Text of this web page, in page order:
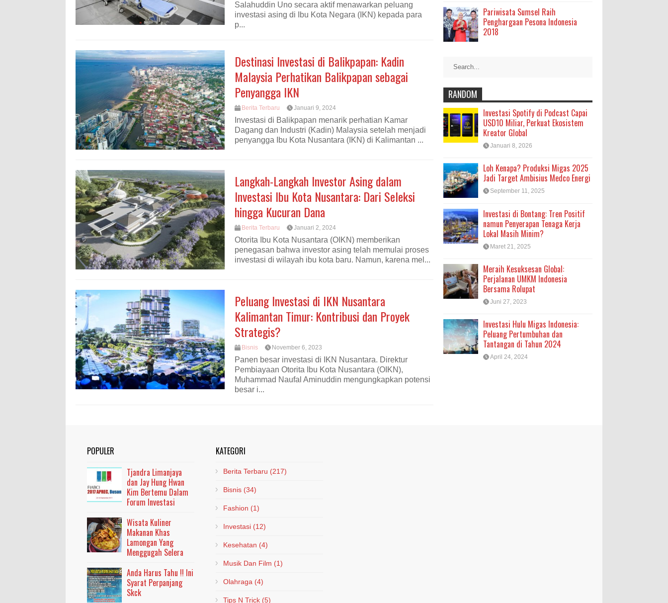
Salahuddin Uno secara aktif menawarkan peluang
investasi asing di Ibu Kota Negara (IKN) kepada para
p...
Destinasi Investasi di Balikpapan: Kadin
Malaysia Perhatikan Balikpapan sebagai
Penyangga IKN
Berita Terbaru Januari 9, 2024
Investasi di Balikpapan menarik perhatian Kamar
Dagang dan Industri (Kadin) Malaysia setelah menjadi
penyangga Ibu Kota Nusantara (IKN) di Kalimantan ...
Langkah-Langkah Investor Asing dalam
Investasi Ibu Kota Nusantara: Dari Seleksi
hingga Kucuran Dana
Berita Terbaru Januari 2, 2024
Otorita Ibu Kota Nusantara (OIKN) memberikan
penegasan bahwa investor asing telah memulai proses
investasi di wilayah ibu kota baru. Namun, karena mel...
Peluang Investasi di IKN Nusantara
Kalimantan Timur: Kontribusi dan Proyek
Strategis?
Bisnis November 6, 2023
Panen besar investasi di IKN Nusantara. Direktur
Pembiayaan Otorita Ibu Kota Nusantara (OIKN),
Muhammad Naufal Aminuddin mengungkapkan potensi
besar i...
Pariwisata Sumsel Raih
Penghargaan Pesona Indonesia
2018
RANDOM
Investasi Spotify di Podcast Capai
USD10 Miliar, Perkuat Ekosistem
Kreator Global
Januari 8, 2026
Loh Kenapa? Produksi Migas 2025
Jadi Target Ambisius Medco Energi
September 11, 2025
Investasi di Bontang: Tren Positif
namun Penyerapan Tenaga Kerja
Lokal Masih Minim?
Maret 21, 2025
Meraih Kesuksesan Global:
Perjalanan UMKM Indonesia
Bersama Rolupat
Juni 27, 2023
Investasi Hulu Migas Indonesia:
Peluang Pertumbuhan dan
Tantangan di Tahun 2024
April 24, 2024
POPULER
Tjandra Limanjaya
dan Jay Hung Hwan
Kim Bertemu Dalam
Forum Investasi
Wisata Kuliner
Makanan Khas
Lamongan Yang
Menggugah Selera
Anda Harus Tahu !! Ini
Syarat Perpanjang
Skck
KATEGORI
Berita Terbaru (217)
Bisnis (34)
Fashion (1)
Investasi (12)
Kesehatan (4)
Musik Dan Film (1)
Olahraga (4)
Tips N Trick (5)